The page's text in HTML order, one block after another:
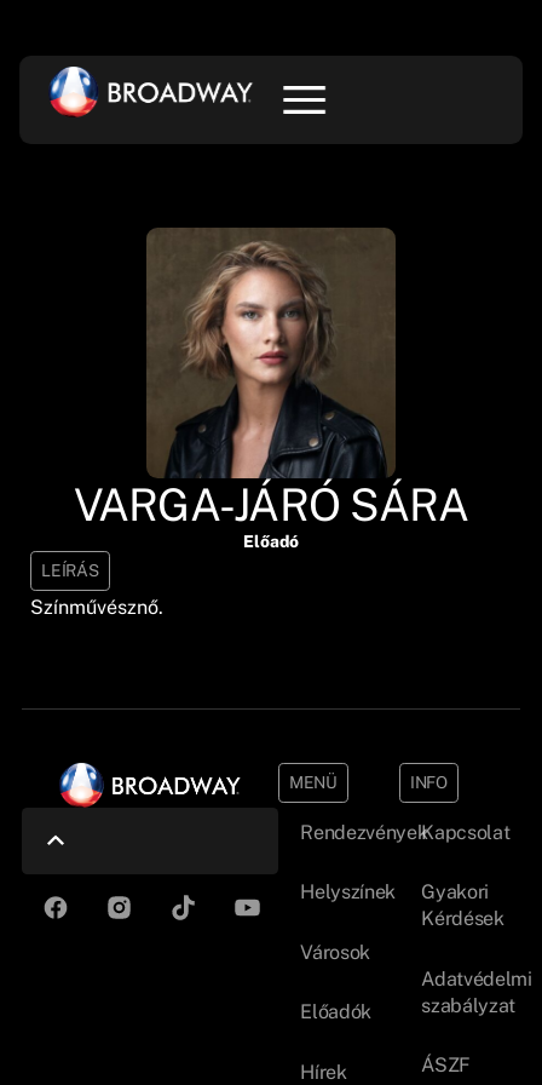
VARGA-JÁRÓ SÁRA
Előadó
LEÍRÁS
Színművésznő.
MENÜ
Rendezvények
Helyszínek
Városok
Előadók
Hírek
INFO
Kapcsolat
Gyakori
Kérdések
Adatvédelmi
szabályzat
ÁSZF